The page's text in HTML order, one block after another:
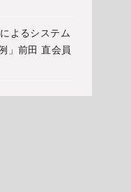
よるシステム
」前田 直会員